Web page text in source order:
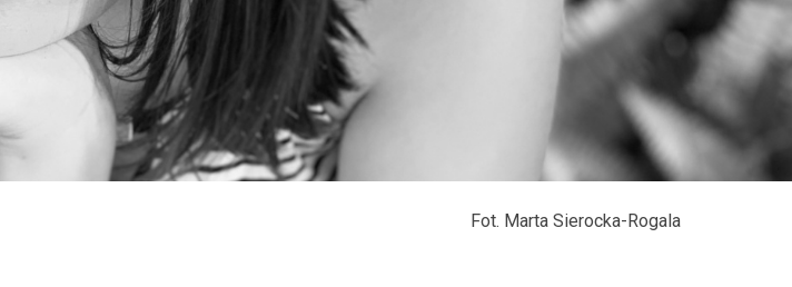
Fot. Marta Sierocka-Rogala